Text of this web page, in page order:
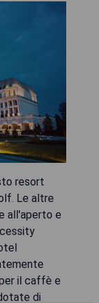
resort
Le altre
all'aperto e
il caffè e
di